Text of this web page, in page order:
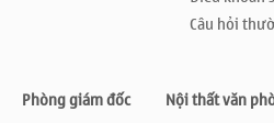
Câu hỏi
Phòng giám đốc
Nội thất văn